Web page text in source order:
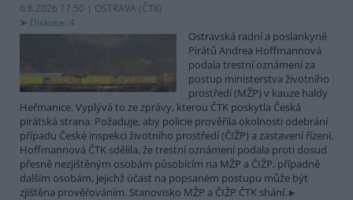
6.8.2026 17:50 | OSTRAVA (ČTK)
Diskuse: 4
Ostravská radní a poslankyně
Pirátů Andrea Hoffmannová
podala trestní oznámení za
postup ministerstva životního
prostředí (MŽP) v kauze haldy
Heřmanice. Vyplývá to ze zprávy, kterou ČTK poskytla Česká
pirátská strana. Požaduje, aby policie prověřila okolnosti odebrání
případu České inspekci životního prostředí (ČIŽP) a zastavení řízení.
Hoffmannová ČTK sdělila, že trestní oznámení podala proti dosud
přesně nezjištěným osobám působícím na MŽP a ČIŽP, případně
dalším osobám, jejichž účast na popsaném postupu může být
zjištěna prověřováním. Stanovisko MŽP a ČIŽP ČTK shání.